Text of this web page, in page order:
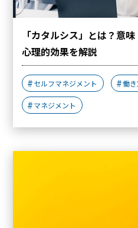
「カタルシス」とは？意
心理的効果を解説
セルフマネジメント 働
マネジメント